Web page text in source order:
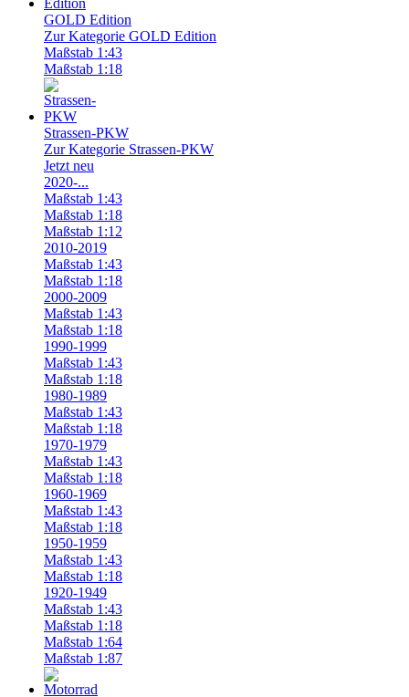
GOLD Edition
Zur Kategorie GOLD Edition
Maßstab 1:43
Maßstab 1:18
Strassen-PKW
Zur Kategorie Strassen-PKW
Jetzt neu
2020-...
Maßstab 1:43
Maßstab 1:18
Maßstab 1:12
2010-2019
Maßstab 1:43
Maßstab 1:18
2000-2009
Maßstab 1:43
Maßstab 1:18
1990-1999
Maßstab 1:43
Maßstab 1:18
1980-1989
Maßstab 1:43
Maßstab 1:18
1970-1979
Maßstab 1:43
Maßstab 1:18
1960-1969
Maßstab 1:43
Maßstab 1:18
1950-1959
Maßstab 1:43
Maßstab 1:18
1920-1949
Maßstab 1:43
Maßstab 1:18
Maßstab 1:64
Maßstab 1:87